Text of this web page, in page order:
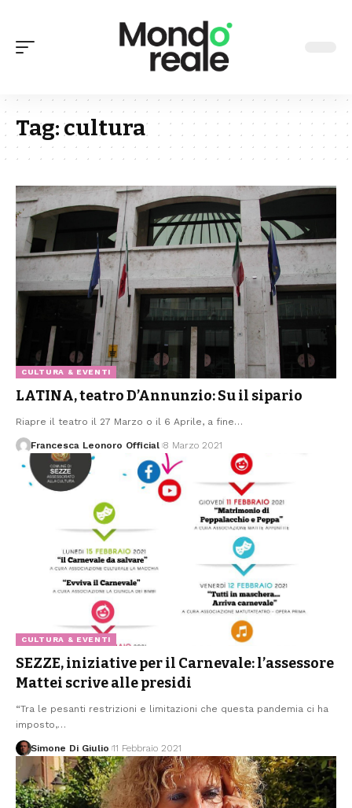
Tag:cultura
CULTURA & EVENTI
LATINA, teatro D’Annunzio: Su il sipario
Riapre il teatro il 27 Marzo o il 6 Aprile, a fine…
Francesca Leonoro Official 8 Marzo 2021
CULTURA & EVENTI
SEZZE, iniziative per il Carnevale: l’assessore
Mattei scrive alle presidi
“Tra le pesanti restrizioni e limitazioni che questa pandemia ci ha
imposto,…
Simone Di Giulio 11 Febbraio 2021